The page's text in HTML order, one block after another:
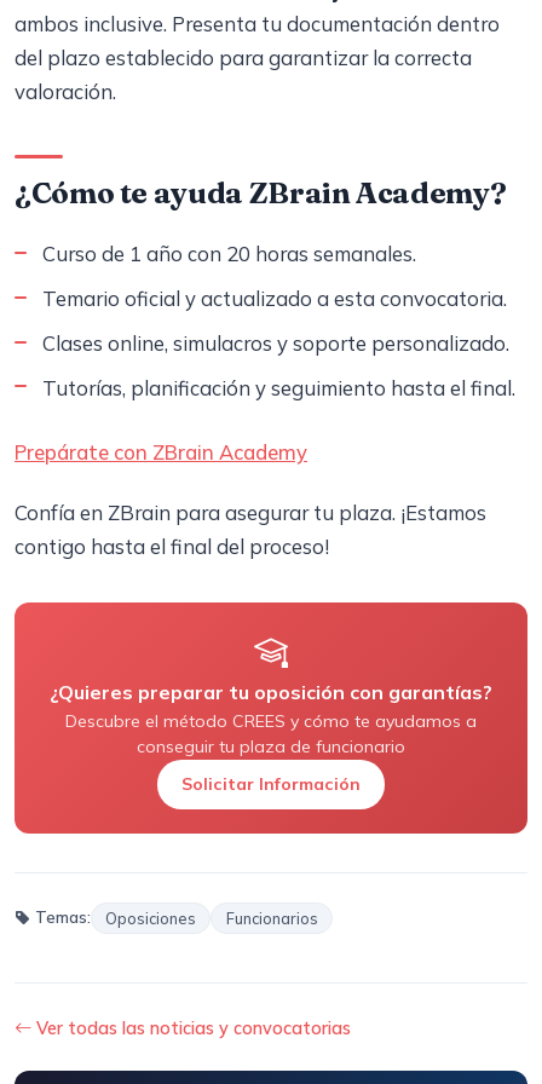
ambos inclusive. Presenta tu documentación dentro
del plazo establecido para garantizar la correcta
valoración.
¿Cómo te ayuda ZBrain Academy?
Curso de 1 año con 20 horas semanales.
Temario oficial y actualizado a esta convocatoria.
Clases online, simulacros y soporte personalizado.
Tutorías, planificación y seguimiento hasta el final.
Prepárate con ZBrain Academy
Confía en ZBrain para asegurar tu plaza. ¡Estamos
contigo hasta el final del proceso!
¿Quieres preparar tu oposición con garantías?
Descubre el método CREES y cómo te ayudamos a
conseguir tu plaza de funcionario
Solicitar Información
Temas: Oposiciones Funcionarios
Ver todas las noticias y convocatorias